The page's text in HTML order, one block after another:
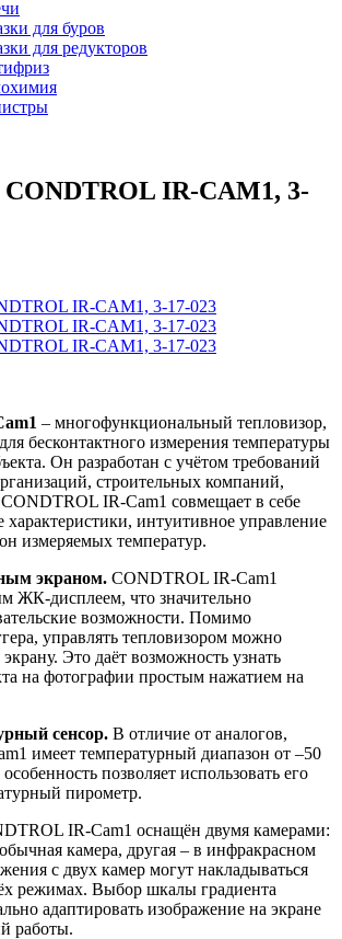
для буров
для редукторов
CONDTROL IR-CAM1, 3-
– многофункциональный тепловизор,
бесконтактного измерения температуры
Он разработан с учётом требований
строительных компаний,
IR-Cam1 совмещает в себе
интуитивное управление
измеряемых температур.
экраном. CONDTROL IR-Cam1
ЖК-дисплеем, что значительно
возможности. Помимо
управлять тепловизором можно
Это даёт возможность узнать
на фотографии простым нажатием на
сенсор. В отличие от аналогов,
имеет температурный диапазон от –50
позволяет использовать его
пирометр.
IR-Cam1 оснащён двумя камерами:
камера, другая – в инфракрасном
с двух камер могут накладываться
режимах. Выбор шкалы градиента
адаптировать изображение на экране
работы.